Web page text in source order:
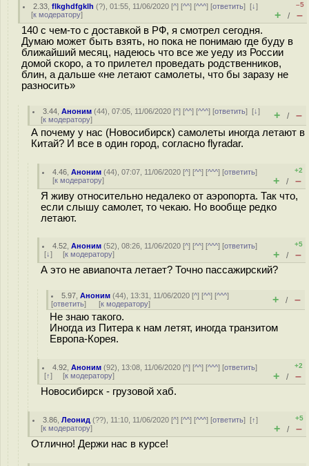
2.33 ,flkghdfgklh (?), 01:55, 11/06/2020 [^] [^^] [^^^] [ответить][↓]
[к модератору]
–5
+ / –
140 с чем-то с доставкой в РФ, я смотрел сегодня.
Думаю может быть взять, но пока не понимаю где буду в
ближайший месяц, надеюсь что все же уеду из России
домой скоро, а то прилетел проведать родственников,
блин, а дальше «не летают самолеты, что бы заразу не
разносить»
3.44 ,Аноним (44), 07:05, 11/06/2020 [^] [^^] [^^^] [ответить][↓]
[к модератору] + / –
А почему у нас (Новосибирск) самолеты иногда летают в
Китай? И все в один город, согласно flyradar.
4.46 ,Аноним (44), 07:07, 11/06/2020 [^] [^^] [^^^] [ответить]
[к модератору]
+2
+ / –
Я живу относительно недалеко от аэропорта. Так что,
если слышу самолет, то чекаю. Но вообще редко
летают.
4.52 ,Аноним (52), 08:26, 11/06/2020 [^] [^^] [^^^] [ответить]
[↓] [к модератору]
+5
+ / –
А это не авиапочта летает? Точно пассажирский?
5.97 ,Аноним (44), 13:31, 11/06/2020 [^] [^^] [^^^]
[ответить] [к модератору] + / –
Не знаю такого.
Иногда из Питера к нам летят, иногда транзитом
Европа-Корея.
4.92 ,Аноним (92), 13:08, 11/06/2020 [^] [^^] [^^^] [ответить]
[↑] [к модератору]
+2
+ / –
Новосибирск - грузовой хаб.
3.86 ,Леонид (??), 11:10, 11/06/2020 [^] [^^] [^^^] [ответить][↑]
[к модератору]
+5
+ / –
Отлично! Держи нас в курсе!